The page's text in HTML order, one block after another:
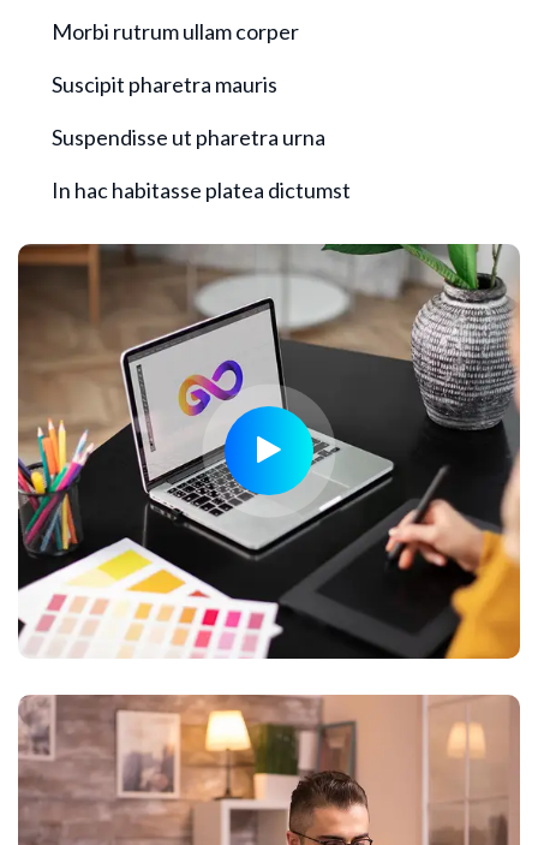
Morbi rutrum ullam corper
Suscipit pharetra mauris
Suspendisse ut pharetra urna
In hac habitasse platea dictumst